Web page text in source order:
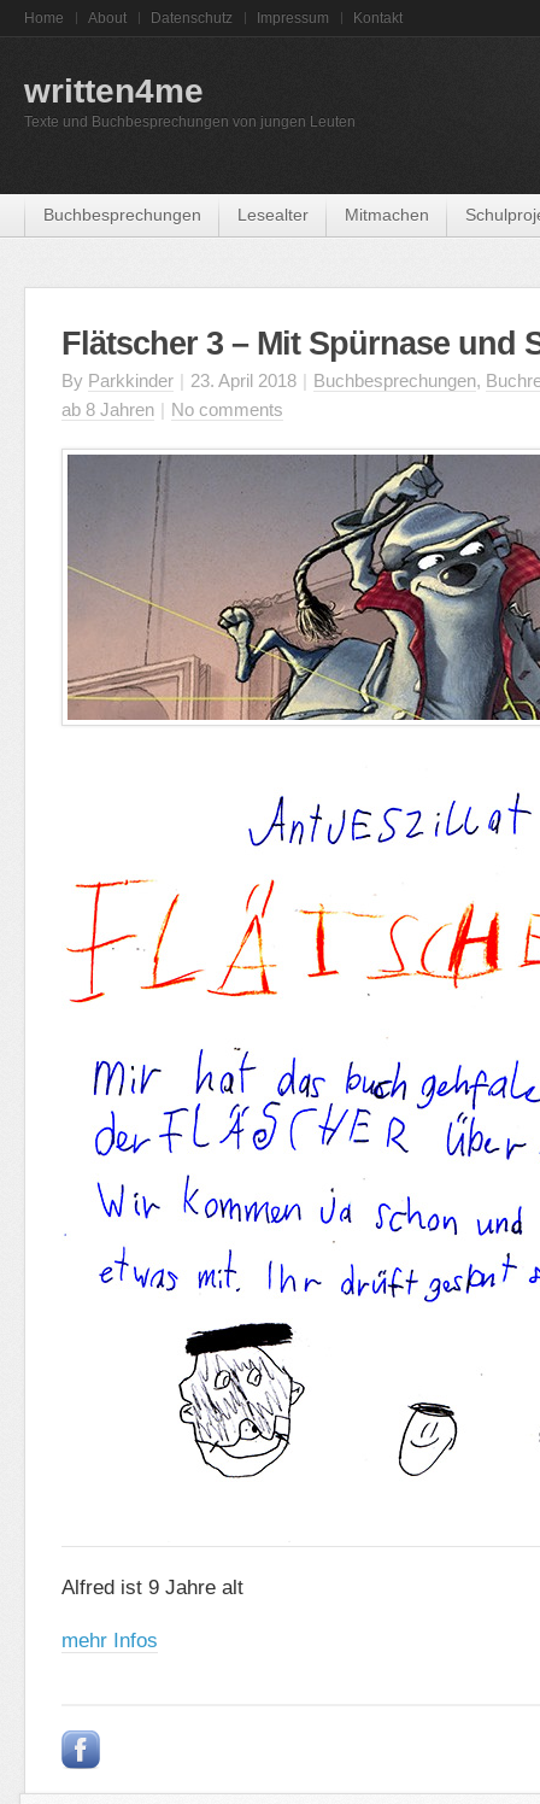
Home About Datenschutz Impressum Kontakt
written4me
Texte und Buchbesprechungen von jungen Leuten
Buchbesprechungen Lesealter Mitmachen
Flätscher 3 – Mit Spürnase und
By Parkkinder | 23. April 2018 | Buchbesprechungen,
ab 8 Jahren | No comments
Alfred ist 9 Jahre alt
mehr Infos